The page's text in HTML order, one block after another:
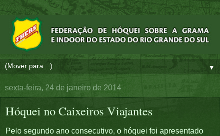
▼
sexta-feira, 24 de janeiro de 2014
Hóquei no Caixeiros Viajantes
Pelo segundo ano consecutivo, o hóquei foi apresentado